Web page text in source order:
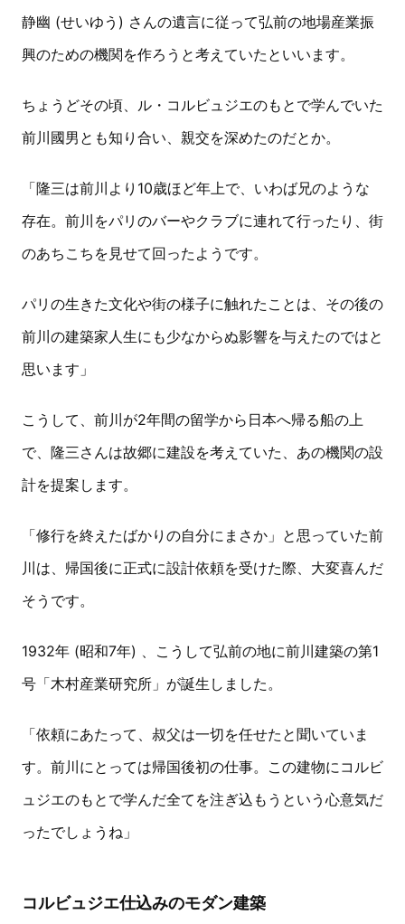
静幽 (せいゆう) さんの遺言に従って弘前の地場産業振
興のための機関を作ろうと考えていたといいます。
ちょうどその頃、ル・コルビュジエのもとで学んでいた
前川國男とも知り合い、親交を深めたのだとか。
「隆三は前川より10歳ほど年上で、いわば兄のような
存在。前川をパリのバーやクラブに連れて行ったり、街
のあちこちを見せて回ったようです。
パリの生きた文化や街の様子に触れたことは、その後の
前川の建築家人生にも少なからぬ影響を与えたのではと
思います」
こうして、前川が2年間の留学から日本へ帰る船の上
で、隆三さんは故郷に建設を考えていた、あの機関の設
計を提案します。
「修行を終えたばかりの自分にまさか」と思っていた前
川は、帰国後に正式に設計依頼を受けた際、大変喜んだ
そうです。
1932年 (昭和7年) 、こうして弘前の地に前川建築の第1
号「木村産業研究所」が誕生しました。
「依頼にあたって、叔父は一切を任せたと聞いていま
す。前川にとっては帰国後初の仕事。この建物にコルビ
ュジエのもとで学んだ全てを注ぎ込もうという心意気だ
ったでしょうね」
コルビュジエ仕込みのモダン建築